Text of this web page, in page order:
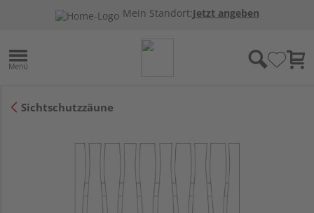
Mein Standort:Jetzt angeben
Sichtschutzzäune